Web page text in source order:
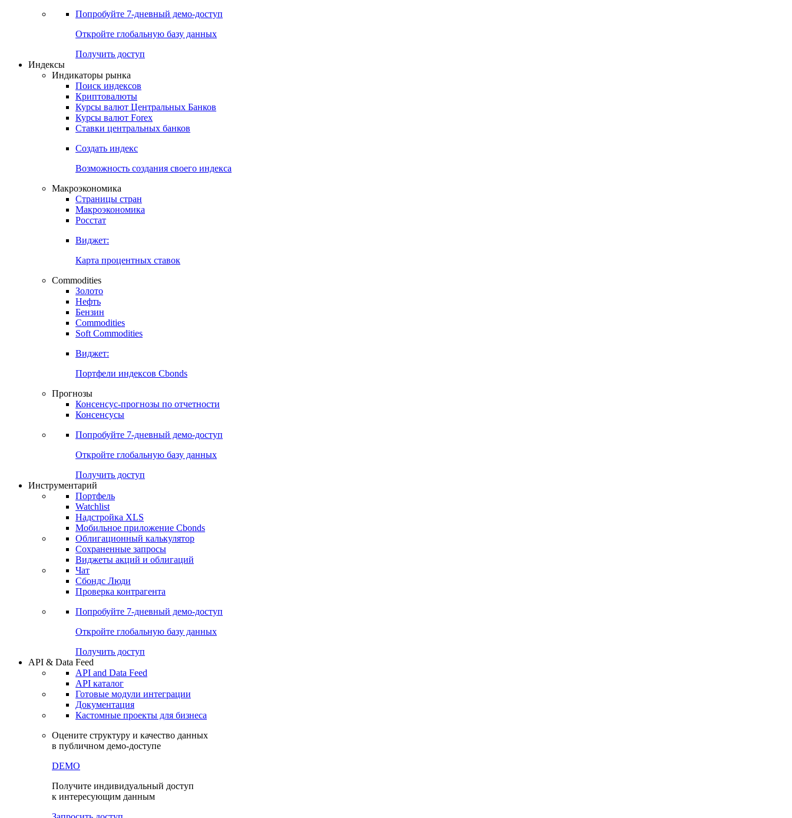
Попробуйте 7-дневный демо-доступ
Откройте глобальную базу данных
Получить доступ
Индексы
Индикаторы рынка
Поиск индексов
Криптовалюты
Курсы валют Центральных Банков
Курсы валют Forex
Ставки центральных банков
Создать индекс
Возможность создания своего индекса
Макроэкономика
Страницы стран
Макроэкономика
Росстат
Виджет:
Карта процентных ставок
Commodities
Золото
Нефть
Бензин
Commodities
Soft Commodities
Виджет:
Портфели индексов Cbonds
Прогнозы
Консенсус-прогнозы по отчетности
Консенсусы
Попробуйте 7-дневный демо-доступ
Откройте глобальную базу данных
Получить доступ
Инструментарий
Портфель
Watchlist
Надстройка XLS
Мобильное приложение Cbonds
Облигационный калькулятор
Сохраненные запросы
Виджеты акций и облигаций
Чат
Сбондс Люди
Проверка контрагента
Попробуйте 7-дневный демо-доступ
Откройте глобальную базу данных
Получить доступ
API & Data Feed
API and Data Feed
API каталог
Готовые модули интеграции
Документация
Кастомные проекты для бизнеса
Оцените структуру и качество данных
в публичном демо-доступе
DEMO
Получите индивидуальный доступ
к интересующим данным